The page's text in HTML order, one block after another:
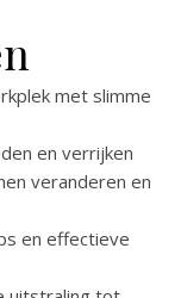
met slimme
en verrijken
veranderen en
en effectieve